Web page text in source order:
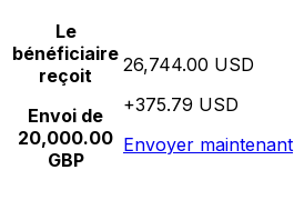
Le
bénéficiaire
reçoit
Envoi de
20,000.00
GBP
26,744.00 USD
+375.79 USD
Envoyer maintenant